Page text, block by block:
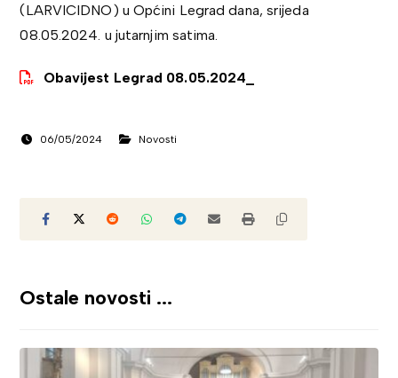
(LARVICIDNO) u Općini Legrad dana, srijeda
08.05.2024. u jutarnjim satima.
Obavijest Legrad 08.05.2024_
06/05/2024 Novosti
Ostale novosti ...